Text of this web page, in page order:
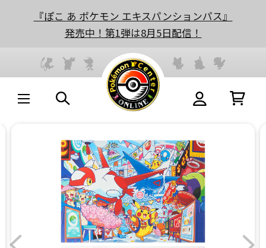
『ぽこ あ ポケモン エキスパンションパス』
発売中！第1弾は8月5日配信！